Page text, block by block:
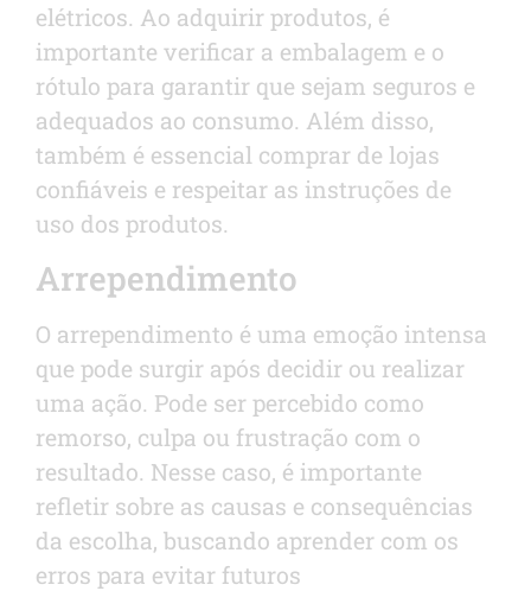
elétricos. Ao adquirir produtos, é
importante verificar a embalagem e o
rótulo para garantir que sejam seguros e
adequados ao consumo. Além disso,
também é essencial comprar de lojas
confiáveis e respeitar as instruções de
uso dos produtos.
Arrependimento
O arrependimento é uma emoção intensa
que pode surgir após decidir ou realizar
uma ação. Pode ser percebido como
remorso, culpa ou frustração com o
resultado. Nesse caso, é importante
refletir sobre as causas e consequências
da escolha, buscando aprender com os
erros para evitar futuros